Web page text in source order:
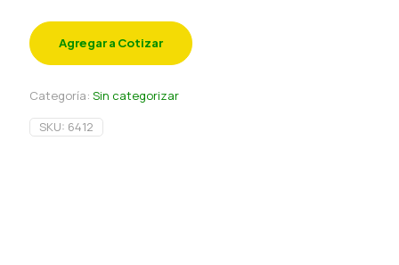
Agregar a Cotizar
Categoría: Sin categorizar
SKU: 6412